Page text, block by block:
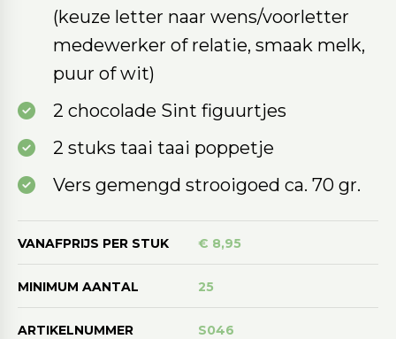
(keuze letter naar wens/voorletter
medewerker of relatie, smaak melk,
puur of wit)
2 chocolade Sint figuurtjes
2 stuks taai taai poppetje
Vers gemengd strooigoed ca. 70 gr.
VANAFPRIJS PER STUK € 8,95
MINIMUM AANTAL 25
ARTIKELNUMMER S046